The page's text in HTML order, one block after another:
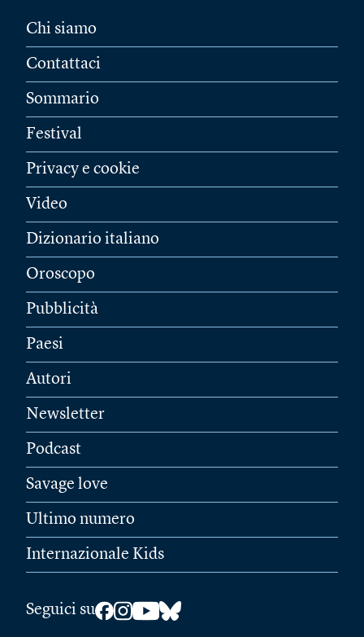
Chi siamo
Contattaci
Sommario
Festival
Privacy e cookie
Video
Dizionario italiano
Oroscopo
Pubblicità
Paesi
Autori
Newsletter
Podcast
Savage love
Ultimo numero
Internazionale Kids
Seguici su